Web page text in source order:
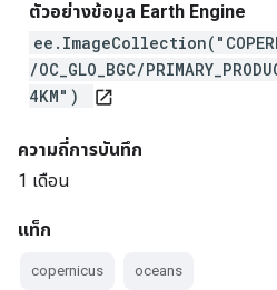
ตัวอย่างข้อมูล Earth Engine
/OC_GLO_BGC/
4KM")
open_in_new
ความถี่การบันทึก
1 เดือน
แท็ก
copernicus oceans